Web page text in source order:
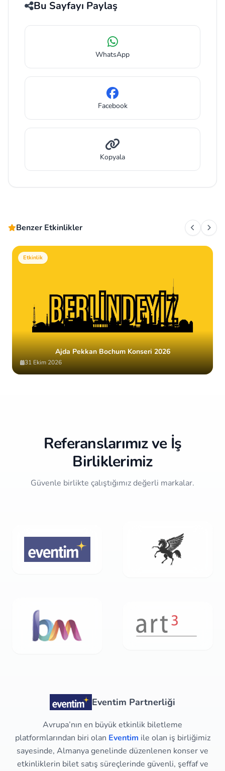
Bu Sayfayı Paylaş
WhatsApp
Facebook
Kopyala
Benzer Etkinlikler
Etkinlik
Ajda Pekkan Bochum Konseri 2026
31 Ekim 2026
Referanslarımız ve İş
Birliklerimiz
Güvenle birlikte çalıştığımız değerli markalar.
Eventim Partnerliği
Avrupa’nın en büyük etkinlik biletleme
platformlarından biri olan Eventim ile olan iş birliğimiz
sayesinde, Almanya genelinde düzenlenen konser ve
etkinliklerin bilet satış süreçlerinde güvenli, şeffaf ve